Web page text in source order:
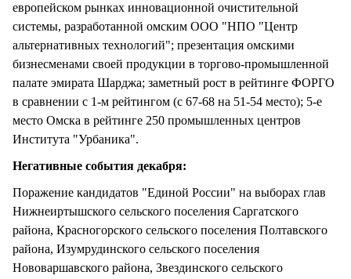
европейском рынках инновационной очистительной
системы, разработанной омским ООО "НПО "Центр
альтернативных технологий"; презентация омскими
бизнесменами своей продукции в торгово-промышленной
палате эмирата Шарджа; заметный рост в рейтинге ФОРГО
в сравнении с 1-м рейтингом (с 67-68 на 51-54 место); 5-е
место Омска в рейтинге 250 промышленных центров
Института "Урбаника".
Негативные события декабря:
Поражение кандидатов "Единой России" на выборах глав
Нижнеиртышского сельского поселения Саргатского
района, Красногорского сельского поселения Полтавского
района, Изумрудинского сельского поселения
Нововаршавского района, Звездинского сельского